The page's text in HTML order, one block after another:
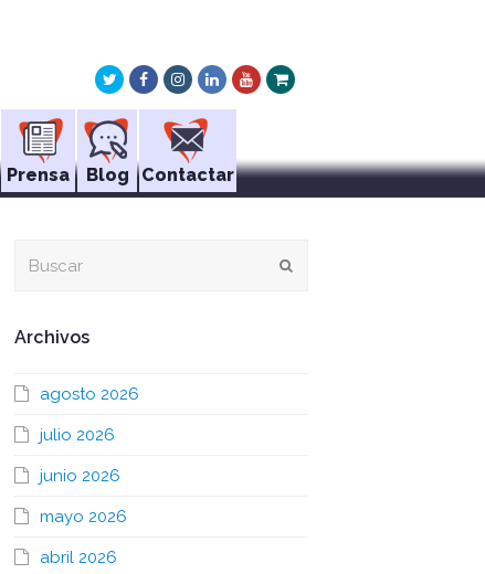
TwitterFacebookInstagram
LinkedInYoutube
Xing
Prensa Blog Contactar
Archivos
agosto 2026
julio 2026
junio 2026
mayo 2026
abril 2026